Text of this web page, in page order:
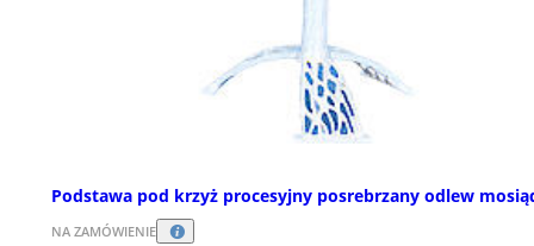
Podstawa pod krzyż procesyjny posrebrzany odlew
NA ZAMÓWIENIE